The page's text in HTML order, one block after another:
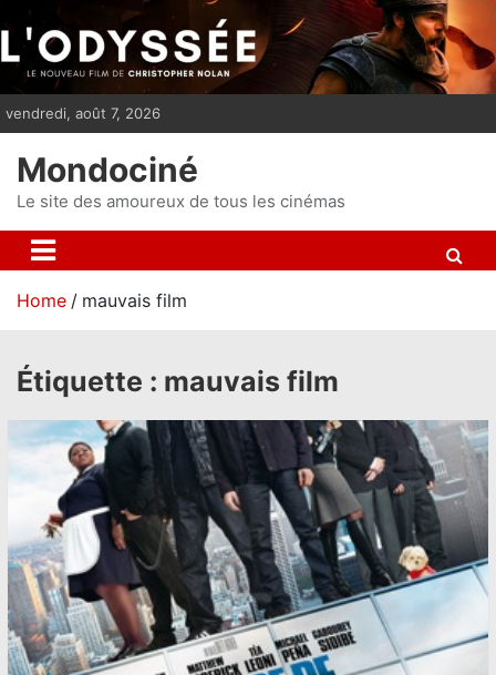
i
p
n
t
vendredi, août 7, 2026
Mondociné
Le site des amoureux de tous les cinémas
Home mauvais film
Étiquette : mauvais film